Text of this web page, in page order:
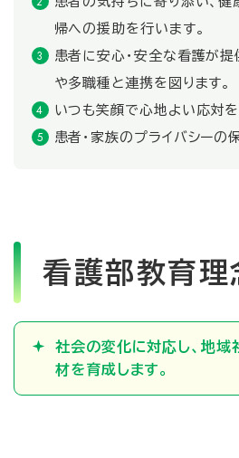
帰への援助を行います。
患者に安心・安全な看護が
や多職種と連携を図ります。
いつも笑顔で心地よい応対を
患者・家族のプライバシーの
看護部教育理
社会の変化に対応し、地域
材を育成します。